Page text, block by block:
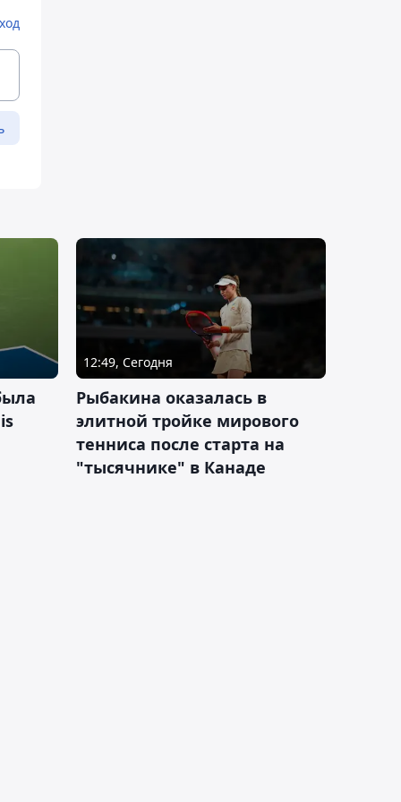
12:49, Сегодня
Рыбакина оказалась в
элитной тройке мирового
тенниса после старта на
"тысячнике" в Канаде